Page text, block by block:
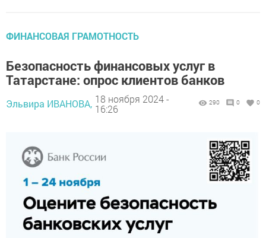
ФИНАНСОВАЯ ГРАМОТНОСТЬ
Безопасность финансовых услуг в
Татарстане: опрос клиентов банков
Эльвира ИВАНОВА, 18 ноября 2024 -
16:26
290 0 0